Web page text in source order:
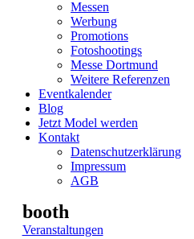
Messen
Werbung
Promotions
Fotoshootings
Messe Dortmund
Weitere Referenzen
Eventkalender
Blog
Jetzt Model werden
Kontakt
Datenschutzerklärung
Impressum
AGB
booth
Veranstaltungen